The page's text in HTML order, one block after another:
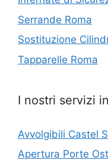
Serrande Roma
Sostituzione
Tapparelle Roma
I nostri servizi
Avvolgibili Castel
Apertura Porte